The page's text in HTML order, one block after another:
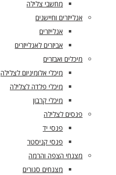
מחשבי צלילה
אנלייזרים וחיישנים
אנלייזרים
אביזרים לאנלייזרים
מיכלים ואבזרים
מיכלי אלומיניום לצלילה
מיכלי פלדה לצלילה
מיכלי קרבון
פנסים לצלילה
פנסי יד
פנסי קניסטר
מצנחי הצפה והרמה
מצנחים סגורים